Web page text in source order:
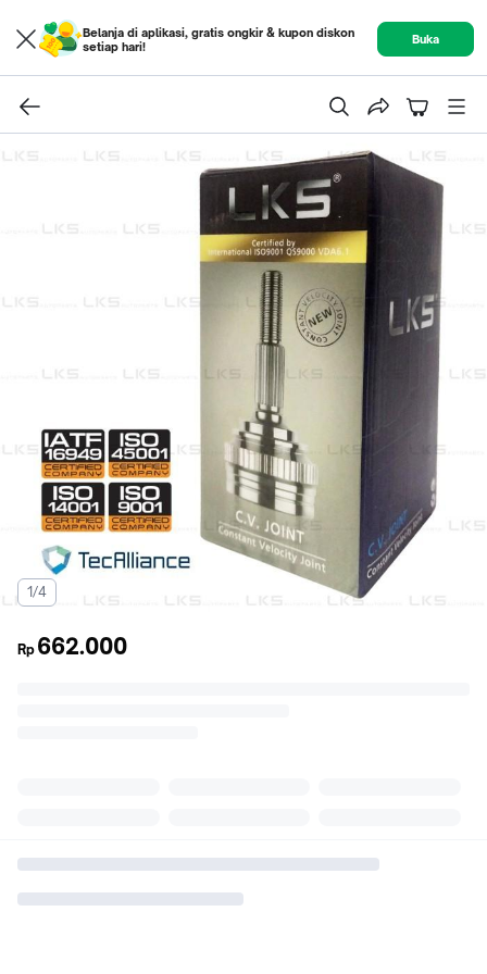
Belanja di aplikasi, gratis ongkir & kupon diskon
setiap hari!
Buka
1/4
Rp 662.000